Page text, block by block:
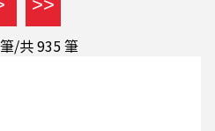
>>
/共935筆